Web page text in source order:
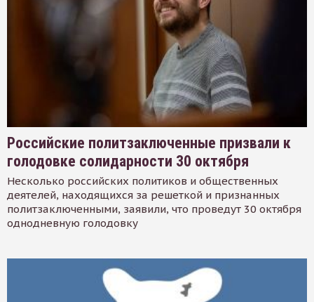
Российские политзаключенные призвали к
голодовке солидарности 30 октября
Несколько российских политиков и общественных
деятелей, находящихся за решеткой и признанных
политзаключенными, заявили, что проведут 30 октября
однодневную голодовку